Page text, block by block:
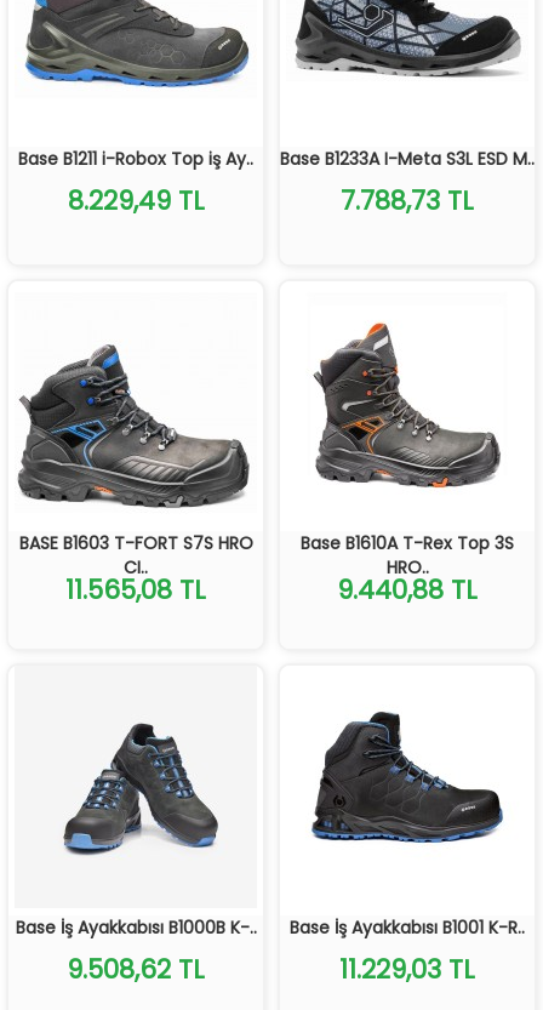
Base B1211 i-Robox Top iş Ay..
8.229,49 TL
Base B1233A I-Meta S3L ESD M..
7.788,73 TL
BASE B1603 T-FORT S7S HRO
CI..
11.565,08 TL
Base B1610A T-Rex Top 3S
HRO..
9.440,88 TL
Base İş Ayakkabısı B1000B K-..
9.508,62 TL
Base İş Ayakkabısı B1001 K-R..
11.229,03 TL